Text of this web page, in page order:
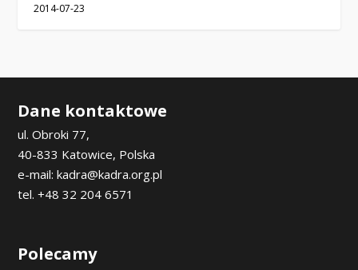
2014-07-23
Dane kontaktowe
ul. Obroki 77,
40-833 Katowice, Polska
e-mail: kadra@kadra.org.pl
tel. +48 32 204 6571
Polecamy